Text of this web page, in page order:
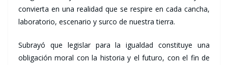
convierta en una realidad que se respire en cada cancha,
laboratorio, escenario y surco de nuestra tierra.
Subrayó que legislar para la igualdad constituye una
obligación moral con la historia y el futuro, con el fin de